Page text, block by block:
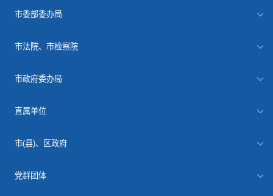
市委部委办局
市法院、市检察院
市政府委办局
直属单位
市(县)、区政府
党群团体